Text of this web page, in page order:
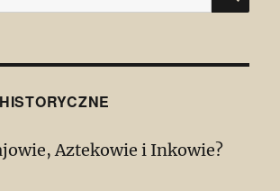
Aztekowie i Inkowie?